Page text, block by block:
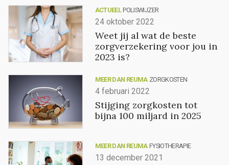
ACTUEEL POLISWIJZER
24 oktober 2022
Weet jij al wat de beste
zorgverzekering voor jou in
2023 is?
MEER DAN REUMA ZORGKOSTEN
4 februari 2022
Stijging zorgkosten tot
bijna 100 miljard in 2025
MEER DAN REUMA FYSIOTHERAPIE
13 december 2021